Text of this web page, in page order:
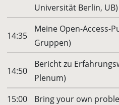
Universität Berlin, UB)
14:35
Meine Open-Access-
Gruppen)
14:50
Bericht zu
Plenum)
15:00
Bring your own